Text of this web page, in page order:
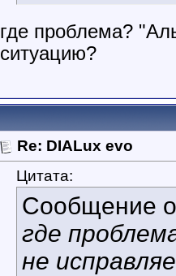
где проблема?
ситуацию?
Re: DIALux evo
Цитата:
Сообщение
где
не